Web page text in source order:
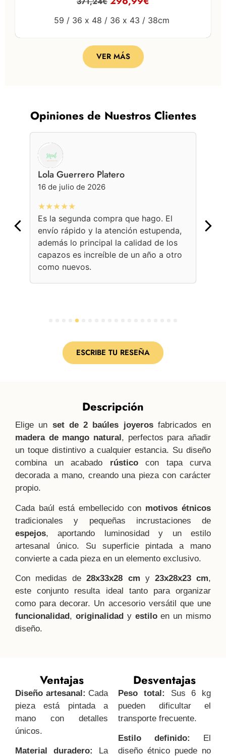
59 / 36 x 48 / 36 x 43 / 38cm
VER MÁS
Opiniones de Nuestros Clientes
Lola Guerrero Platero
16 de julio de 2026
★★★★★
Es la segunda compra que hago. El
envío rápido y la atención estupenda,
además lo principal la calidad de los
capazos es increíble de un año a otro
como nuevos.
9
ESCRIBE TU RESEÑA
Descripción
Elige un set de 2 baúles joyerosfabricados en
madera de mango natural , perfectos para añadir
un toque distintivo a cualquier estancia. Su diseño
combina un acabado rústicocon tapa curva
decorada a mano, creando una pieza con carácter
propio.
Cada baúl está embellecido con motivos étnicos
tradicionales y pequeñas incrustaciones de
espejos, aportando luminosidad y un estilo
artesanal único. Su superficie pintada a mano
convierte a cada pieza en un elemento exclusivo.
Con medidas de28x33x28 cm y 23x28x23 cm,
este conjunto resulta ideal tanto para organizar
como para decorar. Un accesorio versátil que une
funcionalidad, originalidady estiloen un mismo
diseño.
Ventajas
Diseño artesanal: Cada
pieza está pintada a
mano con detalles
únicos.
Material duradero:
La
Desventajas
Peso total: Sus 6 kg
pueden dificultar el
transporte frecuente.
Estilo definido:
El
diseño étnico puede no